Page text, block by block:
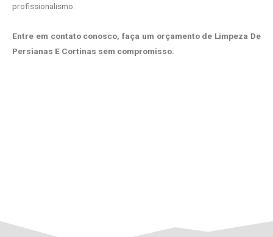
profissionalismo.
Entre em contato conosco, faça um orçamento de Limpeza De
Persianas E Cortinas sem compromisso.